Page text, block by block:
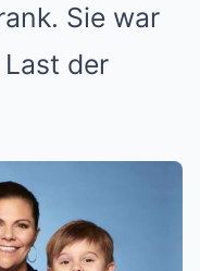
Sie war
der